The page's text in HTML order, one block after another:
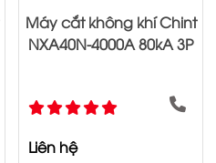
Máy cắt không khí Chint
NXA40N-4000A 80kA 3P
Liên hệ